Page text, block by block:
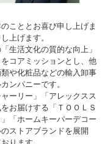
こととお喜び申し上げま
上げます。
生活文化の質的な向上」
コアミッションとし、他
や化粧品などの輸入卸事
ンパニーです。
ーリー」「アレックスス
お届けする「ＴＯＯＬＳ
「ホームキーパーデコー
ストアブランドを展開